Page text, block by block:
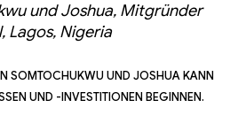
und Joshua, Mitgründer
Lagos, Nigeria
Somtochukwu und Joshua kann
und -Investitionen beginnen.